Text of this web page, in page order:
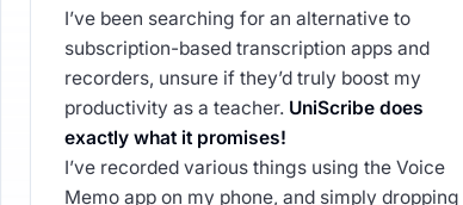
I’ve been searching for an alternative to
subscription-based transcription apps and
recorders, unsure if they’d truly boost my
productivity as a teacher. UniScribe does
exactly what it promises!
I’ve recorded various things using the Voice
Memo app on my phone, and simply dropping